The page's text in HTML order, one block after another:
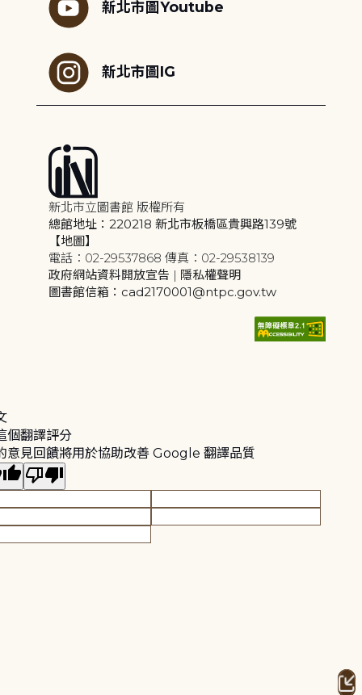
新北市圖Youtube
新北市圖IG
新北市立圖書館 版權所有
總館地址：220218 新北市板橋區貴興路139號
【地圖】
電話：02-29537868 傳真：02-29538139
政府網站資料開放宣告 | 隱私權聲明
圖書館信箱：cad2170001@ntpc.gov.tw
個翻譯評分
意見回饋將用於協助改善 Google 翻譯品質